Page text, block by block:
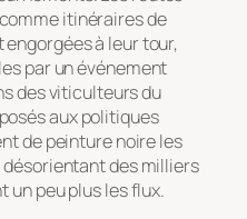
itinéraires de
à leur tour,
par un événement
des viticulteurs du
aux politiques
de peinture noire les
des milliers
un peu plus les flux.